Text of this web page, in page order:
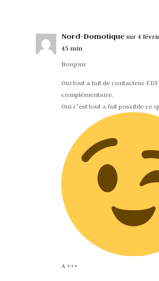
Nord-Domotique sur 4
45 min
Bonjour
Oui tout a fait de contacteur EDF
complémentaire.
Oui c’est tout a fait possible ce
A +++